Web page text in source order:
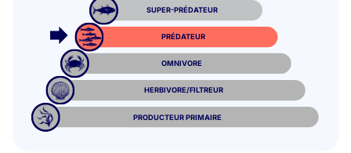
PRÉDATEUR
OMNIVORE
HERBIVORE/FILTREUR
PRODUCTEUR PRIMAIRE
SUPER-PRÉDATEUR